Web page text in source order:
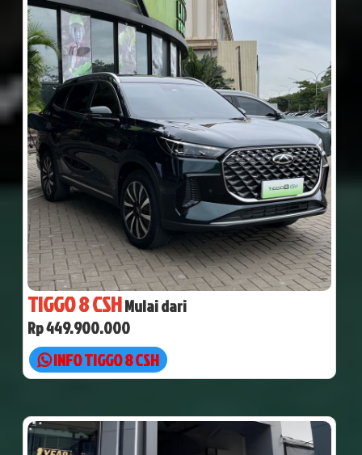
TIGGO 8 CSHMulai dari
Rp 449.900.000
INFO TIGGO 8 CSH